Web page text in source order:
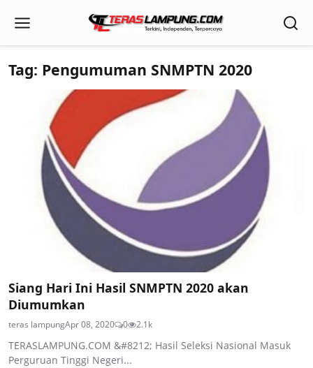
Tag: Pengumuman SNMPTN 2020
Siang Hari Ini Hasil SNMPTN 2020 akan
Diumumkan
teras lampungApr 08, 2020 0 2.1k
TERASLAMPUNG.COM &#8212; Hasil Seleksi Nasional Masuk
Perguruan Tinggi Negeri...